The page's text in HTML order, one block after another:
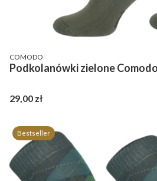
PRODUCENT
COMODO
Podkolanówki zielone
Cena
29,00 zł
Bestseller